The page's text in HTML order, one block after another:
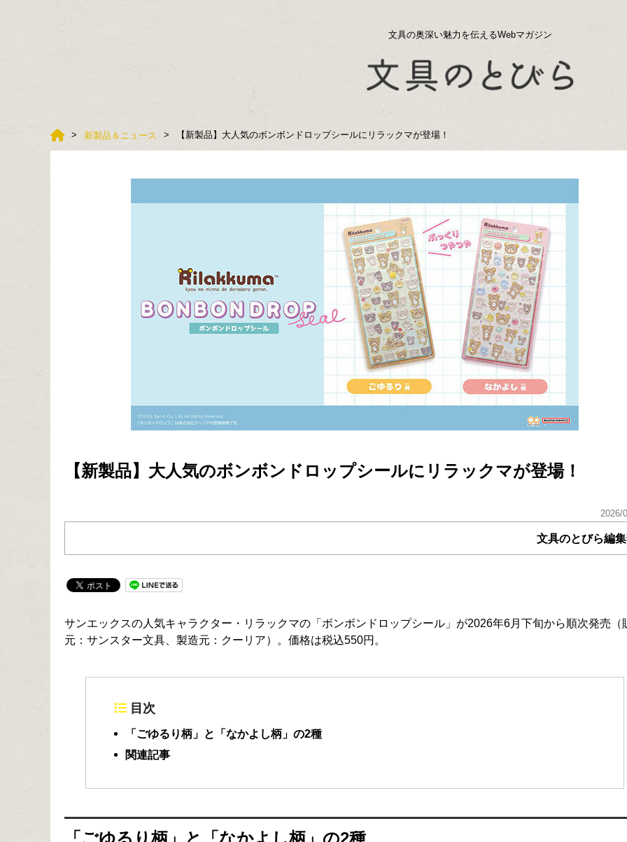
文具の奥深い魅力を伝えるWebマガジン
新製品＆ニュース 【新製品】大人気のボンボンドロップシールにリラックマが登場！
【新製品】大人気のボンボンドロップシールにリラックマが登場！
2026/
文具のとびら編
サンエックスの人気キャラクター・リラックマの「ボンボンドロップシール」が2026年6月下旬から順次発売（
元：サンスター文具、製造元：クーリア）。価格は税込550円。
目次
「ごゆるり柄」と「なかよし柄」の2種
関連記事
「ごゆるり柄」と「なかよし柄」の2種